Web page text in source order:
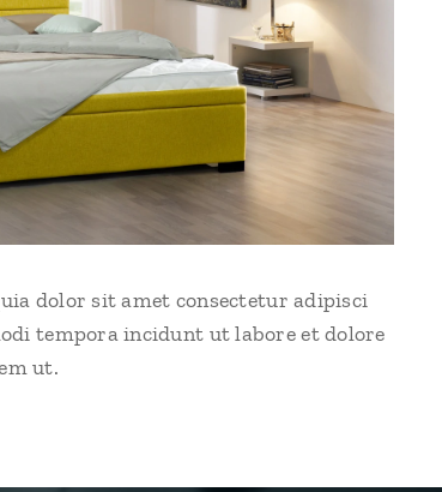
dolor sit amet consectetur adipisci
tempora incidunt ut labore et dolore
ut.